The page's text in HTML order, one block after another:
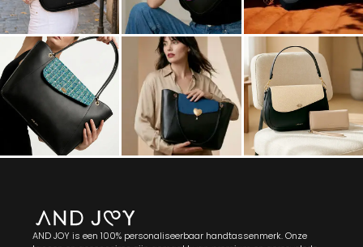
AND JOY is een 100% personaliseerbaar handtassenmerk. Onze